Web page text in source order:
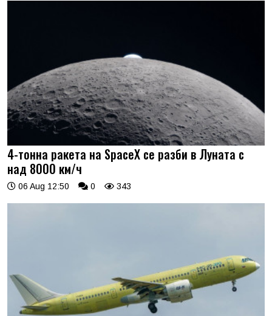
4-тонна ракета на SpaceX се разби в Луната с
над 8000 км/ч
06 Aug 12:50 0 343